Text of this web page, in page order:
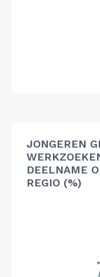
JONGEREN
DEELNAME
REGIO (%)